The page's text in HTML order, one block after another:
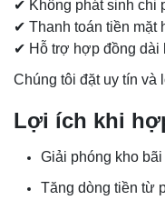
✔ Không phát sinh chi
✔ Thanh toán tiền mặt
✔ Hỗ trợ hợp đồng dài
Chúng tôi đặt uy tín và
Lợi ích khi
Giải phóng kho bãi
Tăng dòng tiền từ